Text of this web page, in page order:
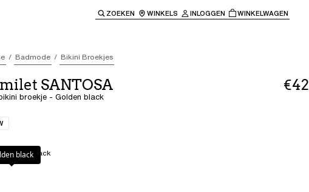
te keren naar de hoofdnavigatie.
ZOEKEN WINKELS INLOGGEN WINKELWAGEN
Badmode Bikini Broekjes
SANTOSA
broekje - Golden black
€42
:Golden black
black